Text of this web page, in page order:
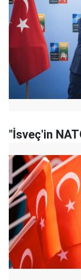
"İsveç'in